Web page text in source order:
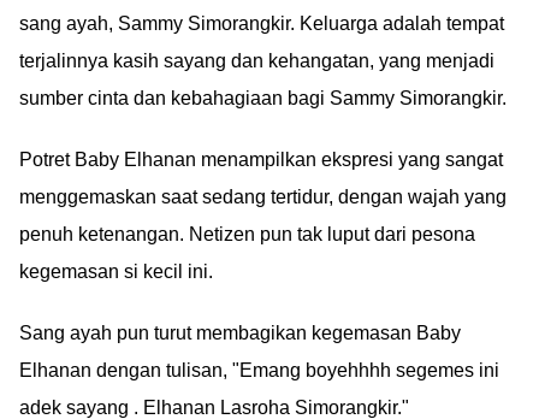
sang ayah, Sammy Simorangkir. Keluarga adalah tempat
terjalinnya kasih sayang dan kehangatan, yang menjadi
sumber cinta dan kebahagiaan bagi Sammy Simorangkir.
Potret Baby Elhanan menampilkan ekspresi yang sangat
menggemaskan saat sedang tertidur, dengan wajah yang
penuh ketenangan. Netizen pun tak luput dari pesona
kegemasan si kecil ini.
Sang ayah pun turut membagikan kegemasan Baby
Elhanan dengan tulisan, "Emang boyehhhh segemes ini
adek sayang . Elhanan Lasroha Simorangkir."